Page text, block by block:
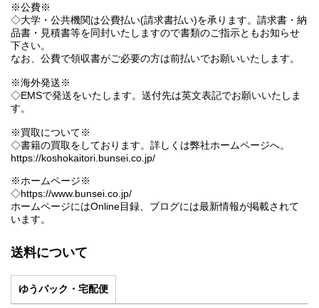
※公費※
◇大学・公共機関は公費払い(請求書払い)を承ります。請求書・納
品書・見積書等を同封いたしますので書類のご指示ともお知らせ
下さい。
なお、公費で領収書がご必要の方は前払いでお願いいたします。
※海外発送※
◇EMSで発送をいたします。送付先は英文表記でお願いいたしま
す。
※買取について※
◇書籍の買取をしております。詳しくは弊社ホームページへ。
https://koshokaitori.bunsei.co.jp/
※ホームページ※
◇https://www.bunsei.co.jp/
ホームページにはOnline目録、ブログには最新情報が掲載されて
います。
送料について
ゆうパック・宅配便